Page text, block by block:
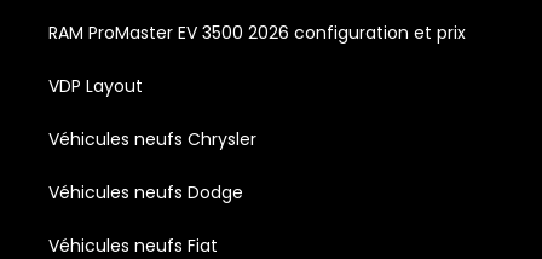
RAM ProMaster EV 3500 2026 configuration et prix
VDP Layout
Véhicules neufs Chrysler
Véhicules neufs Dodge
Véhicules neufs Fiat